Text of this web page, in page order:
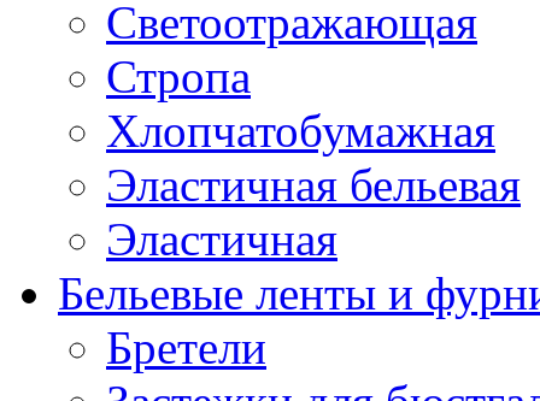
Светоотражающая
Стропа
Хлопчатобумажная
Эластичная бельевая
Эластичная
Бельевые ленты и
Бретели